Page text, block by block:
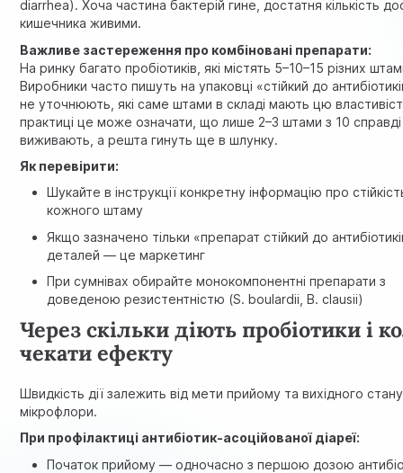
diarrhea). Хоча частина бактерій гине, достатня кількість
кишечника живими.
Важливе застереження про комбіновані препарати:
На ринку багато пробіотиків, які містять 5–10–15 різних
Виробники часто пишуть на упаковці «стійкий до
не уточнюють, які саме штами в складі мають цю
практиці це може означати, що лише 2–3 штами з 10 справді
виживають, а решта гинуть ще в шлунку.
Як перевірити:
Шукайте в інструкції конкретну інформацію про
кожного штаму
Якщо зазначено тільки «препарат стійкий до
деталей — це маркетинг
При сумнівах обирайте монокомпонентні препарати з
доведеною резистентністю (S. boulardii, B. clausii)
Через скільки діють пробіотики і
чекати ефекту
Швидкість дії залежить від мети прийому та вихідного стану
мікрофлори.
При профілактиці антибіотик-асоційованої діареї:
Початок прийому — одночасно з першою дозою